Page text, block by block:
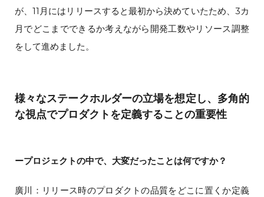
が、11月にはリリースすると最初から決めていたため、3カ
月でどこまでできるか考えながら開発工数やリソース調整
をして進めました。
様々なステークホルダーの立場を想定し、多角的
な視点でプロダクトを定義することの重要性
ープロジェクトの中で、大変だったことは何ですか？
廣川：リリース時のプロダクトの品質をどこに置くか定義